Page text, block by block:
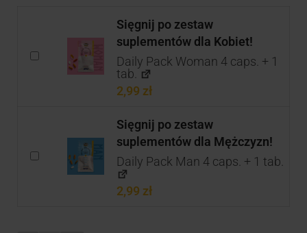
Sięgnij po zestaw
suplementów dla Kobiet!
Daily Pack Woman 4 caps. + 1
tab.
2,99 zł
Sięgnij po zestaw
suplementów dla Mężczyzn!
Daily Pack Man 4 caps. + 1 tab.
2,99 zł